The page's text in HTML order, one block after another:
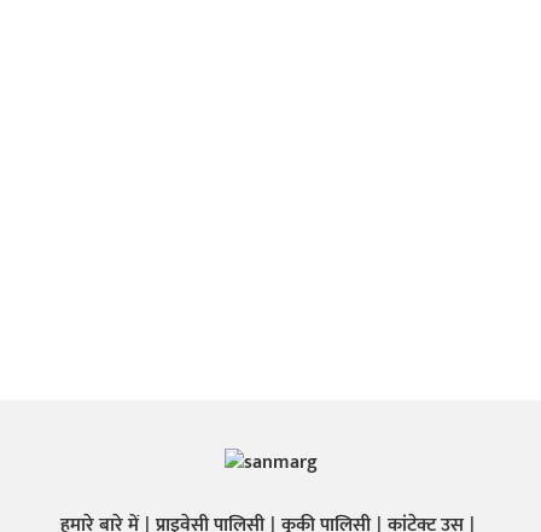
हमारे बारे में प्राइवेसी पालिसी कुकी पालिसी कांटेक्ट उस